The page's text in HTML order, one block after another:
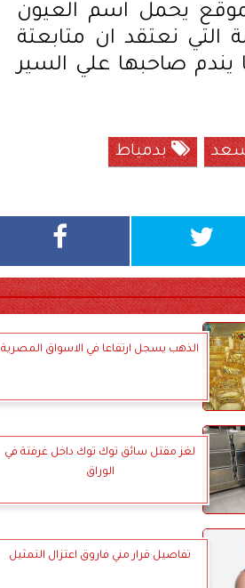
يحمل اسم العيون
التي نعتقد ان متابعتة
يندم صاحبها علي السير
بدمياط
الذهب يسجل ارتفاعا في الاسواق المصرية
لغز مقتل سائق توك توك داخل غرفتة في
الوراق
تفاصيل قرار مني فاروق اعتزال التمثيل